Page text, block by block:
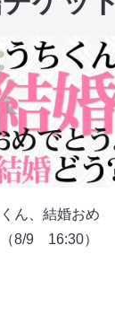
ん、結婚おめ
8/9 16:30）